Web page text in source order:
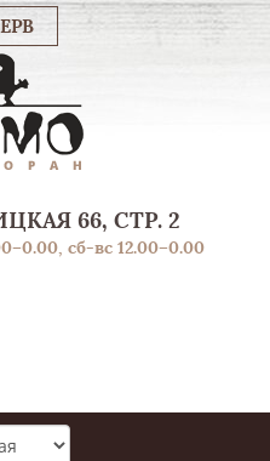
66, СТР. 2
сб-вс 12.00–0.00